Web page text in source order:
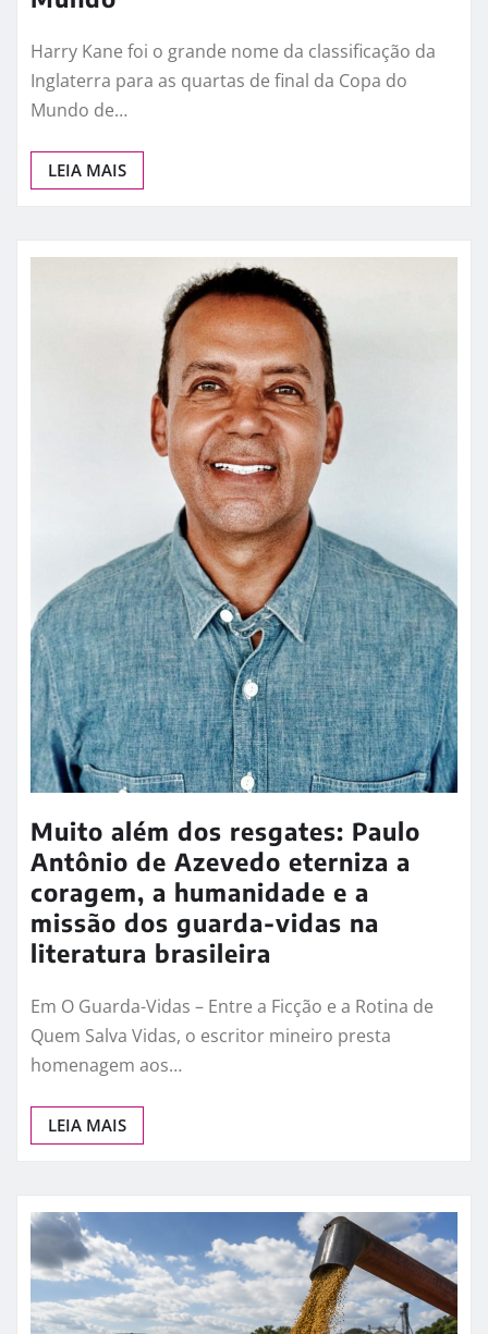
Harry Kane brilha, supera marca
histórica de Pelé e entra na
disputa pela artilharia da Copa do
Harry Kane foi o grande nome da classificação da
Inglaterra para as quartas de final da Copa do
Antônio de Azevedo eterniza a
coragem, a humanidade e a
missão dos guarda-vidas na
literatura brasileira